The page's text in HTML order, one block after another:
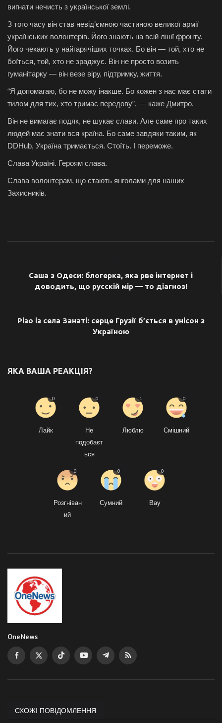
вигнати нечисть з української землі.
З того часу він став невід’ємною частиною великої армії
українських волонтерів. Його знають на всій лінії фронту.
Його чекають у найгарячіших точках. Бо він — той, хто не
боїться, той, хто не зраджує. Він не просто возить
гуманітарку — він везе віру, підтримку, життя.
“Я допомагаю, бо не можу інакше. Бо кожен з нас має стати
тилом для тих, хто тримає передову”, — каже Дмитро.
Він не вимагає подяк, не шукає слави. Але саме про таких
людей має знати вся країна. Бо саме завдяки таким, як
DDHub, Україна тримається. Стоїть. І переможе.
Слава Україні. Героям слава.
Слава волонтерам, що стають янголами для наших
Захисників.
Саша з Одеси: блогерка, яка рве інтернет і
доводить, що русскій мір — то діагноз!
Різо із села Занаті: серце Грузії б’ється в унісон з
Україною
ЯКА ВАША РЕАКЦІЯ?
Лайк
0
Не
подобаєт
ься
0
Люблю
1
Смішний
0
Розгніван
ий
0
Сумний
0
Вау
0
OneNews
СХОЖІ ПОВІДОМЛЕННЯ